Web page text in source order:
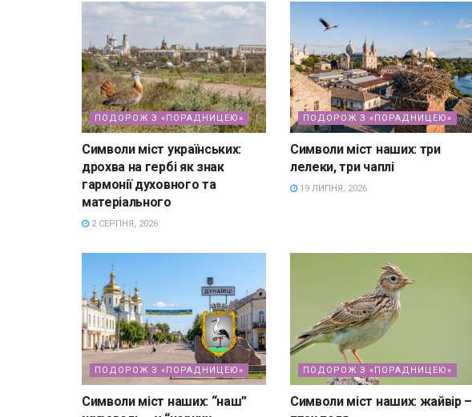
ПОДОРОЖ З «ПОРАДНИЦЕЮ»
Символи міст українських:
дрохва на гербі як знак
гармонії духовного та
матеріального
2 СЕРПНЯ, 2026
ПОДОРОЖ З «ПОРАДНИЦЕЮ»
Символи міст наших: три
лелеки, три чаплі
19 ЛИПНЯ, 2026
ПОДОРОЖ З «ПОРАДНИЦЕЮ»
Символи міст наших: “наш”
ПОДОРОЖ З «ПОРАДНИЦЕЮ»
Символи міст наших: жайвір –